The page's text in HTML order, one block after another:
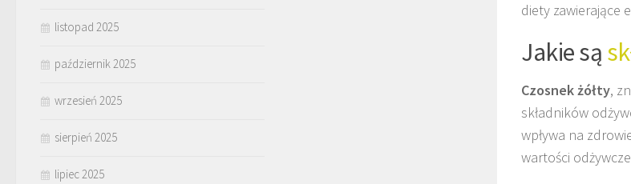
diety zawierające
Jakie są
Czosnek żółty,
składników
wpływa na
wartości
listopad 2025
październik 2025
wrzesień 2025
sierpień 2025
lipiec 2025